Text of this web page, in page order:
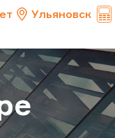
Ульяновск